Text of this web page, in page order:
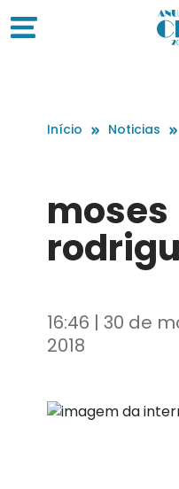
Início Noticias
moses
16:46 | 30 de
2018